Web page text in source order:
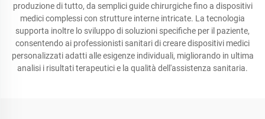
produzione di tutto, da semplici guide chirurgiche fino a dispositivi
medici complessi con strutture interne intricate. La tecnologia
supporta inoltre lo sviluppo di soluzioni specifiche per il paziente,
consentendo ai professionisti sanitari di creare dispositivi medici
personalizzati adatti alle esigenze individuali, migliorando in ultima
analisi i risultati terapeutici e la qualità dell'assistenza sanitaria.